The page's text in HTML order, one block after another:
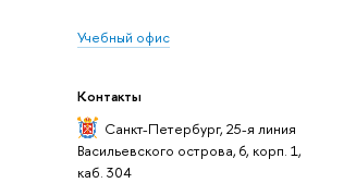
Учебный офис
Контакты
Санкт-Петербург, 25-я линия
Васильевского острова, 6, корп. 1,
каб. 304